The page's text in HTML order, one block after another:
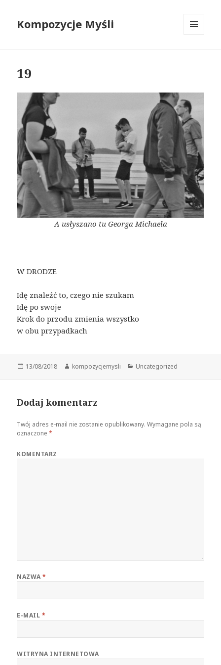
Kompozycje Myśli
19
A usłyszano tu Georga Michaela
W DRODZE
Idę znaleźć to, czego nie szukam
Idę po swoje
Krok do przodu zmienia wszystko
w obu przypadkach
Data
13/08/2018 Autor
kompozycjemysli Kategorie
Uncategorized
Dodaj komentarz
Twój adres e-mail nie zostanie opublikowany. Wymagane pola są
oznaczone*
KOMENTARZ
NAZWA*
E-MAIL *
WITRYNA INTERNETOWA